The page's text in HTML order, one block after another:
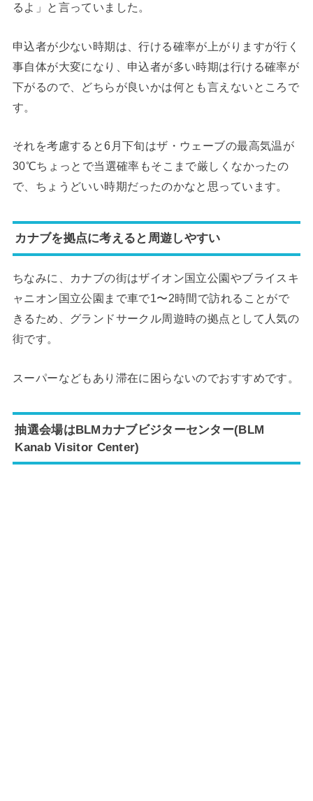
るよ」と言っていました。
申込者が少ない時期は、行ける確率が上がりますが行く
事自体が大変になり、申込者が多い時期は行ける確率が
下がるので、どちらが良いかは何とも言えないところで
す。
それを考慮すると6月下旬はザ・ウェーブの最高気温が
30℃ちょっとで当選確率もそこまで厳しくなかったの
で、ちょうどいい時期だったのかなと思っています。
カナブを拠点に考えると周遊しやすい
ちなみに、カナブの街はザイオン国立公園やブライスキ
ャニオン国立公園まで車で1〜2時間で訪れることがで
きるため、グランドサークル周遊時の拠点として人気の
街です。
スーパーなどもあり滞在に困らないのでおすすめです。
抽選会場はBLMカナブビジターセンター(BLM
Kanab Visitor Center)